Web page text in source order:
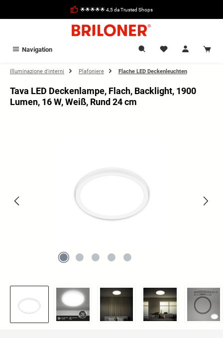
🌟🌟🌟🌟🌟 4,5 da Trusted Shops
Navigation
Illuminazione d'interni Plafoniere Flache LED Deckenleuchten
Tava LED Deckenlampe, Flach, Backlight, 1900
Lumen, 16 W, Weiß, Rund 24 cm